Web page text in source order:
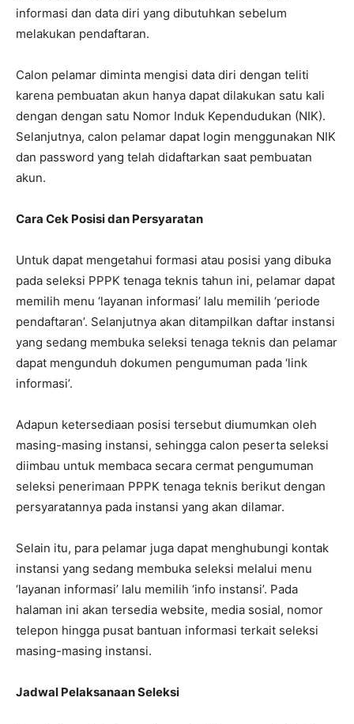
informasi dan data diri yang dibutuhkan sebelum
melakukan pendaftaran.
Calon pelamar diminta mengisi data diri dengan teliti
karena pembuatan akun hanya dapat dilakukan satu kali
dengan dengan satu Nomor Induk Kependudukan (NIK).
Selanjutnya, calon pelamar dapat login menggunakan NIK
dan password yang telah didaftarkan saat pembuatan
akun.
Cara Cek Posisi dan Persyaratan
Untuk dapat mengetahui formasi atau posisi yang dibuka
pada seleksi PPPK tenaga teknis tahun ini, pelamar dapat
memilih menu ‘layanan informasi’ lalu memilih ‘periode
pendaftaran’. Selanjutnya akan ditampilkan daftar instansi
yang sedang membuka seleksi tenaga teknis dan pelamar
dapat mengunduh dokumen pengumuman pada ‘link
informasi’.
Adapun ketersediaan posisi tersebut diumumkan oleh
masing-masing instansi, sehingga calon peserta seleksi
diimbau untuk membaca secara cermat pengumuman
seleksi penerimaan PPPK tenaga teknis berikut dengan
persyaratannya pada instansi yang akan dilamar.
Selain itu, para pelamar juga dapat menghubungi kontak
instansi yang sedang membuka seleksi melalui menu
‘layanan informasi’ lalu memilih ‘info instansi’. Pada
halaman ini akan tersedia website, media sosial, nomor
telepon hingga pusat bantuan informasi terkait seleksi
masing-masing instansi.
Jadwal Pelaksanaan Seleksi